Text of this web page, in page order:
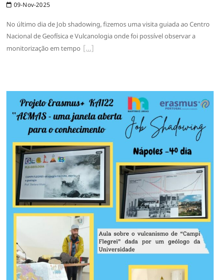
09-Nov-2025
No último dia de Job shadowing, fizemos uma visita guiada ao Centro
Nacional de Geofísica e Vulcanologia onde foi possível observar a
monitorização em tempo